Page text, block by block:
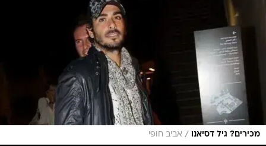
מכירים? גיל דסיאנו / אביב חופי